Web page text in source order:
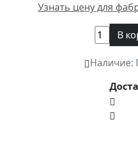
Узнать цену для
В
Наличие: